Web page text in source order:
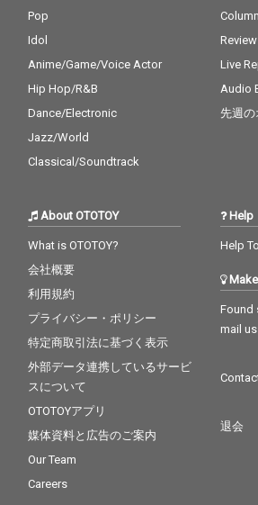
Pop
Idol
Anime/Game/Voice Actor
Hip Hop/R&B
Dance/Electronic
Jazz/World
Classical/Soundtrack
Column
Review
Live
Audio
先週の
About OTOTOY
What is OTOTOY?
会社概要
利用規約
プライバシー・ポリシー
特定商取引法に基づく表示
外部データ連携しているサービ
スについて
OTOTOYアプリ
媒体資料と広告のご案内
Our Team
Careers
Help
Help
Found
mail us
退会